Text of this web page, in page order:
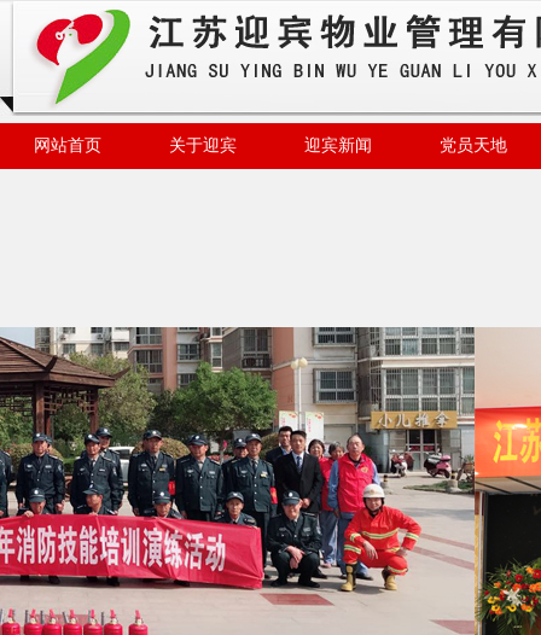
网站首页 关于迎宾 迎宾新闻 党员天地